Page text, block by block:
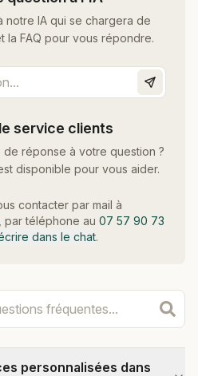
notre IA qui se chargera de
la FAQ pour vous répondre.
service clients
réponse à votre question ?
disponible pour vous aider.
contacter par mail à
, par téléphone au 07 57 90 73
dans le chat.
personnalisées dans